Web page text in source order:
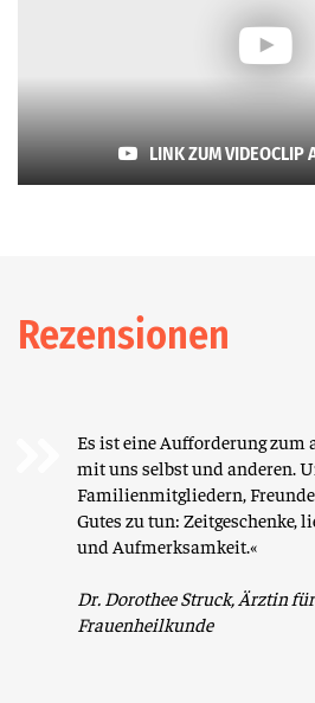
LINK ZUM VIDEOCLIP
Rezensionen
Es ist eine Aufforderung zum
mit uns selbst und anderen.
Familienmitgliedern,
Gutes zu tun: Zeitgeschenke,
und Aufmerksamkeit.«
Dr. Dorothee Struck, Ärztin
Frauenheilkunde